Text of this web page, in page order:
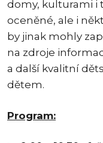
domy, kulturami i
oceněné, ale i
by jinak mohly
na zdroje
a další kvalitní
dětem.
Program: